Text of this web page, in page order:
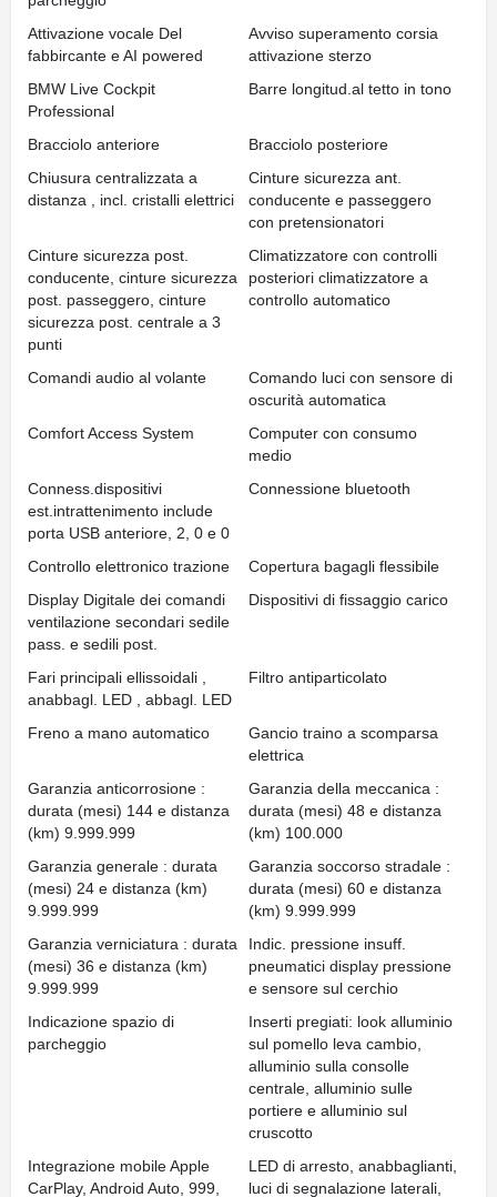
Attivazione vocale Del
fabbircante e AI powered
Avviso superamento corsia
attivazione sterzo
BMW Live Cockpit
Professional
Barre longitud.al tetto in tono
Bracciolo anteriore
Bracciolo posteriore
Chiusura centralizzata a
distanza , incl. cristalli elettrici
Cinture sicurezza ant.
conducente e passeggero
con pretensionatori
Cinture sicurezza post.
conducente, cinture sicurezza
post. passeggero, cinture
sicurezza post. centrale a 3
punti
Climatizzatore con controlli
posteriori climatizzatore a
controllo automatico
Comandi audio al volante
Comando luci con sensore di
oscurità automatica
Comfort Access System
Computer con consumo
medio
Conness.dispositivi
est.intrattenimento include
porta USB anteriore, 2, 0 e 0
Connessione bluetooth
Controllo elettronico trazione
Copertura bagagli flessibile
Display Digitale dei comandi
ventilazione secondari sedile
pass. e sedili post.
Dispositivi di fissaggio carico
Fari principali ellissoidali ,
anabbagl. LED , abbagl. LED
Filtro antiparticolato
Freno a mano automatico
Gancio traino a scomparsa
elettrica
Garanzia anticorrosione :
durata (mesi) 144 e distanza
(km) 9.999.999
Garanzia della meccanica :
durata (mesi) 48 e distanza
(km) 100.000
Garanzia generale : durata
(mesi) 24 e distanza (km)
9.999.999
Garanzia soccorso stradale :
durata (mesi) 60 e distanza
(km) 9.999.999
Garanzia verniciatura : durata
(mesi) 36 e distanza (km)
9.999.999
Indic. pressione insuff.
pneumatici display pressione
e sensore sul cerchio
Indicazione spazio di
parcheggio
Inserti pregiati: look alluminio
sul pomello leva cambio,
alluminio sulla consolle
centrale, alluminio sulle
portiere e alluminio sul
cruscotto
Integrazione mobile Apple
CarPlay, Android Auto, 999,
LED di arresto, anabbaglianti,
luci di segnalazione laterali,